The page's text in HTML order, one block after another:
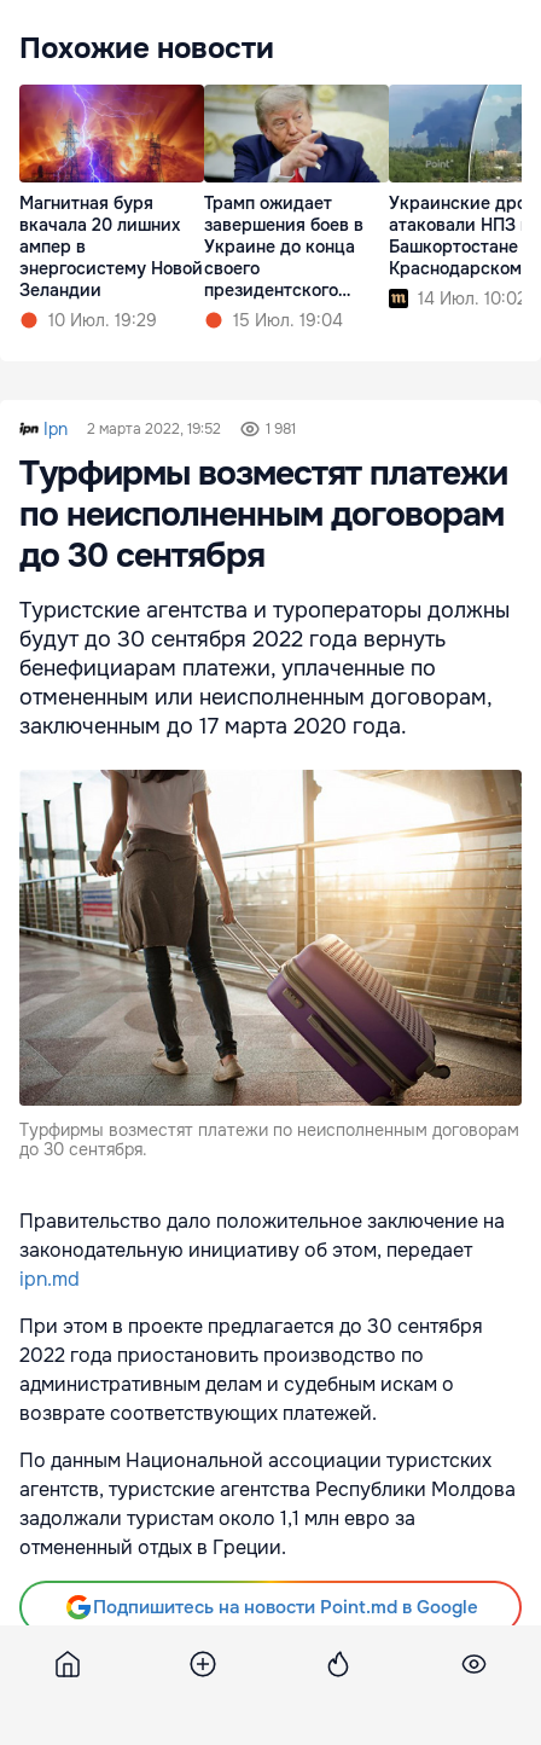
Похожие новости
Магнитная буря
вкачала 20 лишних
ампер в
энергосистему Новой
Зеландии
10 Июл. 19:29
Трамп ожидает
завершения боев в
Украине до конца
своего
президентского
срока15 Июл. 19:04
Украинские
атаковали НПЗ в
Башкортостане и
Краснодарском
14 Июл. 10:02
Ipn 2 марта 2022, 19:52 1 981
Турфирмы возместят платежи
по неисполненным договорам
до 30 сентября
Туристские агентства и туроператоры должны
будут до 30 сентября 2022 года вернуть
бенефициарам платежи, уплаченные по
отмененным или неисполненным договорам,
заключенным до 17 марта 2020 года.
Турфирмы возместят платежи по неисполненным договорам
до 30 сентября.
Правительство дало положительное заключение на
законодательную инициативу об этом, передает
ipn.md
При этом в проекте предлагается до 30 сентября
2022 года приостановить производство по
административным делам и судебным искам о
возврате соответствующих платежей.
По данным Национальной ассоциации туристских
агентств, туристские агентства Республики Молдова
задолжали туристам около 1,1 млн евро за
отмененный отдых в Греции.
Подпишитесь на новости Point.md в Google